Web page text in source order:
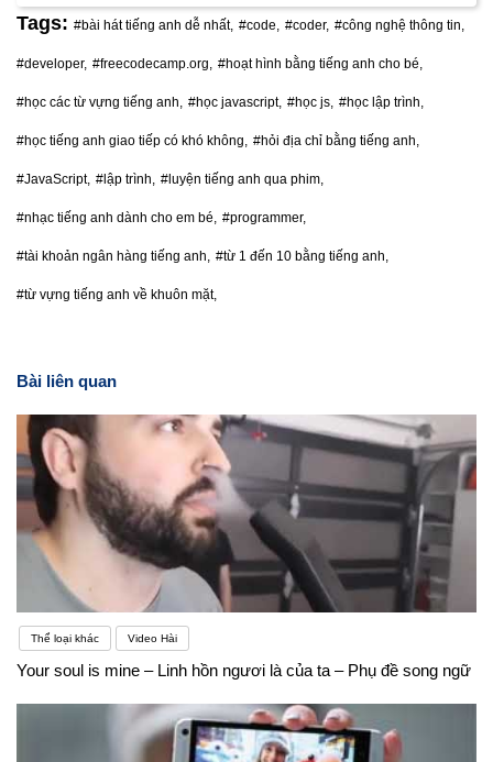
Tags: #bài hát tiếng anh dễ nhất, #code, #coder, #công nghệ thông tin,
#developer, #freecodecamp.org, #hoạt hình bằng tiếng anh cho bé,
#học các từ vựng tiếng anh, #học javascript, #học js, #học lập trình,
#học tiếng anh giao tiếp có khó không, #hỏi địa chỉ bằng tiếng anh,
#JavaScript, #lập trình, #luyện tiếng anh qua phim,
#nhạc tiếng anh dành cho em bé, #programmer,
#tài khoản ngân hàng tiếng anh, #từ 1 đến 10 bằng tiếng anh,
#từ vựng tiếng anh về khuôn mặt,
Bài liên quan
Thể loại khác Video Hài
Your soul is mine – Linh hồn ngươi là của ta – Phụ đề song ngữ